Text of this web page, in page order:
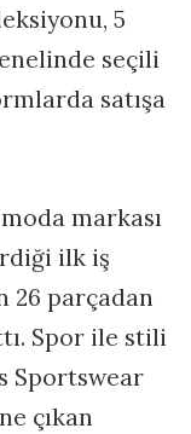
5
seçili
satışa
markası
ilk iş
26 parçadan
Spor ile stili
Sportswear
çıkan